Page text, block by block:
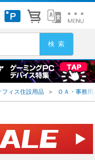
フィス住設用品 ＞ ＯＡ・事務用